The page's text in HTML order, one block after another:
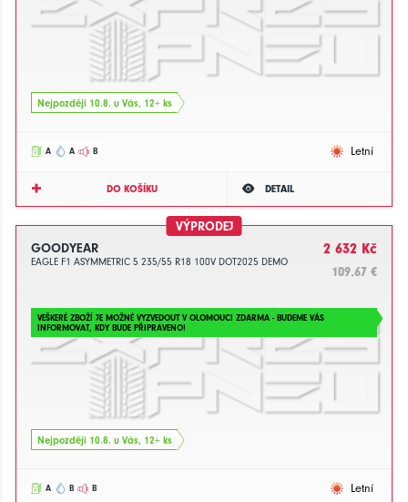
Nejpozději 10.8. u Vás, 12+ ks
A A B Letní
DO KOŠÍKU DETAIL
VÝPRODEJ
GOODYEAR
EAGLE F1 ASYMMETRIC 5 235/55 R18 100V DOT2025 DEMO
2 632 Kč
109.67 €
VEŠKERÉ ZBOŽÍ JE MOŽNÉ VYZVEDOUT V OLOMOUCI ZDARMA - BUDEME VÁS
INFORMOVAT, KDY BUDE PŘIPRAVENO!
Nejpozději 10.8. u Vás, 12+ ks
A B B Letní